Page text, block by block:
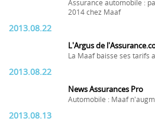
Assurance automobile :
2014 chez Maaf
2013.08.22
L'Argus de
La Maaf baisse ses tarifs
2013.08.22
News Assurances Pro
Automobile : Maaf
2013.08.13